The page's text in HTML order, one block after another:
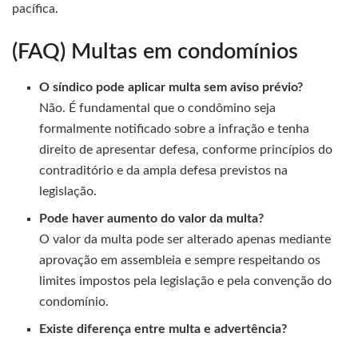
pacífica.
(FAQ) Multas em condomínios
O síndico pode aplicar multa sem aviso prévio?
Não. É fundamental que o condômino seja
formalmente notificado sobre a infração e tenha
direito de apresentar defesa, conforme princípios do
contraditório e da ampla defesa previstos na
legislação.
Pode haver aumento do valor da multa?
O valor da multa pode ser alterado apenas mediante
aprovação em assembleia e sempre respeitando os
limites impostos pela legislação e pela convenção do
condomínio.
Existe diferença entre multa e advertência?